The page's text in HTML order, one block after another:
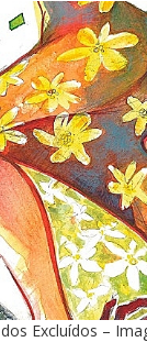
Excluídos –